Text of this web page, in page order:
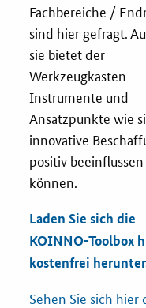
Fachbereiche /
sind hier gefragt.
sie bietet der
Werkzeugkasten
Instrumente und
Ansatzpunkte wie
innovative
positiv beeinflussen
können.
Laden Sie sich die
KOINNO-Toolbox
kostenfrei
Sehen Sie sich hier